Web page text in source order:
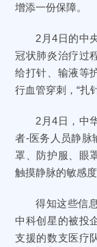
增添一份保障。
2月4日的中
冠状肺炎治疗过
给打针、输液等
行血管穿刺，“扎
2月4日，中
者-医务人员静脉
罩、防护服、眼
触摸静脉的敏感
得知这些信
中科创星的被投
支援的数支医疗